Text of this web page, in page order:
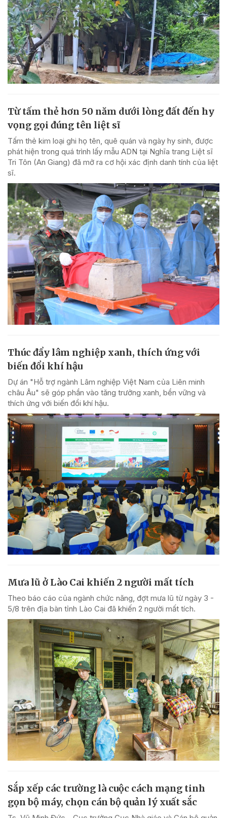
Từ tấm thẻ hơn 50 năm dưới lòng đất đến hy
vọng gọi đúng tên liệt sĩ
Tấm thẻ kim loại ghi họ tên, quê quán và ngày hy sinh, được
phát hiện trong quá trình lấy mẫu ADN tại Nghĩa trang Liệt sĩ
Tri Tôn (An Giang) đã mở ra cơ hội xác định danh tính của liệt
sĩ.
Thúc đẩy lâm nghiệp xanh, thích ứng với
biến đổi khí hậu
Dự án "Hỗ trợ ngành Lâm nghiệp Việt Nam của Liên minh
châu Âu" sẽ góp phần vào tăng trưởng xanh, bền vững và
thích ứng với biến đổi khí hậu.
Mưa lũ ở Lào Cai khiến 2 người mất tích
Theo báo cáo của ngành chức năng, đợt mưa lũ từ ngày 3 -
5/8 trên địa bàn tỉnh Lào Cai đã khiến 2 người mất tích.
Sắp xếp các trường là cuộc cách mạng tinh
gọn bộ máy, chọn cán bộ quản lý xuất sắc